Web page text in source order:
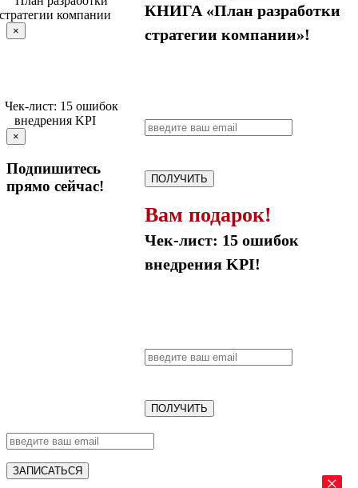
КНИГА «План разработки
стратегии компании»!
ПОЛУЧИТЬ
×
Вам подарок!
Чек-лист: 15 ошибок
внедрения KPI!
ПОЛУЧИТЬ
×
Подпишитесь
прямо сейчас!
ЗАПИСАТЬСЯ